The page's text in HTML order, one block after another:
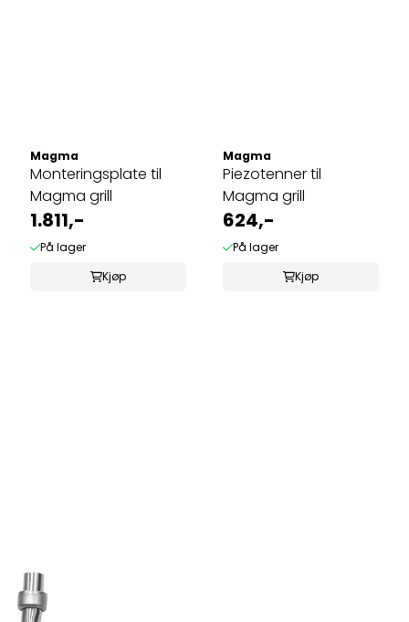
Magma
Monteringsplate til
Magma grill
1.811,-
På lager
Kjøp
Magma
Piezotenner til
Magma grill
624,-
På lager
Kjøp